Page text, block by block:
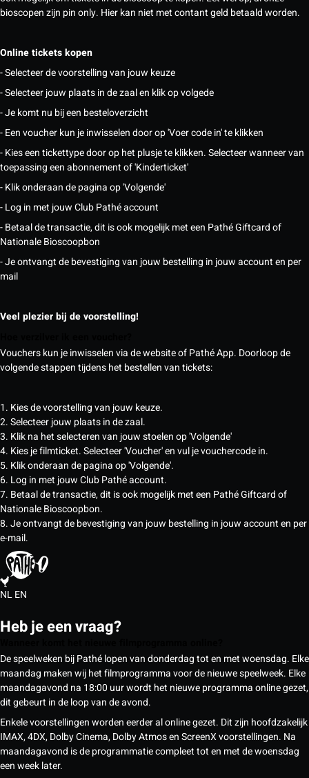
bioscopen zijn pin only. Hier kan niet met contant geld betaald worden.
Online tickets kopen
- Selecteer de voorstelling van jouw keuze
- Selecteer jouw plaats in de zaal en klik op volgede
- Je komt nu bij een besteloverzicht
- Een voucher kun je inwisselen door op 'Voer code in' te klikken
- Kies een tickettype door op het plusje te klikken. Selecteer wanneer van
toepassing een abonnement of 'Kinderticket'
- Klik onderaan de pagina op 'Volgende'
- Log in met jouw Club Pathé account
- Betaal de transactie, dit is ook mogelijk met een Pathé Giftcard of
Nationale Bioscoopbon
- Je ontvangt de bevestiging van jouw bestelling in jouw account en per
mail
Veel plezier bij de voorstelling!
Vouchers kun je inwisselen via de website of Pathé App. Doorloop de
volgende stappen tijdens het bestellen van tickets:
1. Kies de voorstelling van jouw keuze.
2. Selecteer jouw plaats in de zaal.
3. Klik na het selecteren van jouw stoelen op 'Volgende'
4. Kies je filmticket. Selecteer 'Voucher' en vul je vouchercode in.
5. Klik onderaan de pagina op 'Volgende'.
6. Log in met jouw Club Pathé account.
7. Betaal de transactie, dit is ook mogelijk met een Pathé Giftcard of
Nationale Bioscoopbon.
8. Je ontvangt de bevestiging van jouw bestelling in jouw account en per
e-mail.
NLEN
Heb je een vraag?
De speelweken bij Pathé lopen van donderdag tot en met woensdag. Elke
maandag maken wij het filmprogramma voor de nieuwe speelweek. Elke
maandagavond na 18:00 uur wordt het nieuwe programma online gezet,
dit gebeurt in de loop van de avond.
Enkele voorstellingen worden eerder al online gezet. Dit zijn hoofdzakelijk
IMAX, 4DX, Dolby Cinema, Dolby Atmos en ScreenX voorstellingen. Na
maandagavond is de programmatie compleet tot en met de woensdag
een week later.